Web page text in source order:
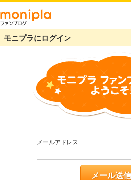
モニプラにログイン
メールアドレス
メール送信